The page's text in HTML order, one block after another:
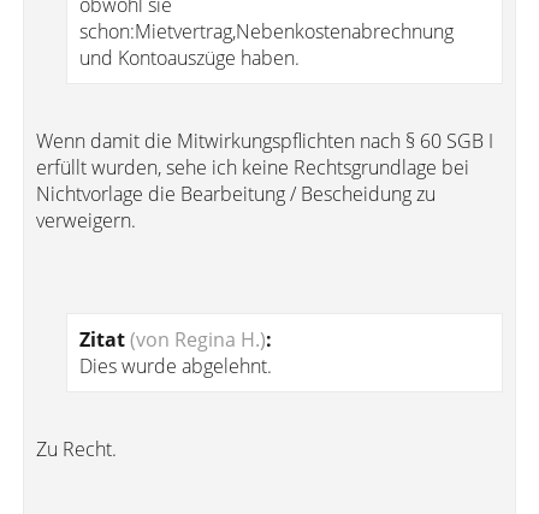
schon:Mietvertrag,Nebenkostenabrechnung
und Kontoauszüge haben.
Wenn damit die Mitwirkungspflichten nach § 60 SGB I
erfüllt wurden, sehe ich keine Rechtsgrundlage bei
Nichtvorlage die Bearbeitung / Bescheidung zu
verweigern.
Zitat(von Regina H.):
Dies wurde abgelehnt.
Zu Recht.